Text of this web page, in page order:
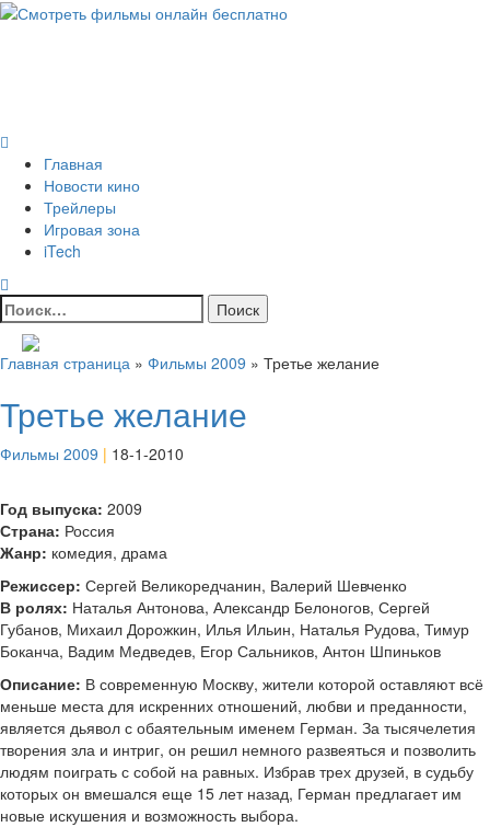
Skip
MenuГлавная
Новости кино
Трейлеры
Игровая зона
iTech
Найти:
Главная страница » Фильмы 2009 » Третье желание
Третье желание
Фильмы 2009 | 18-1-2010
Год выпуска: 2009
Страна: Россия
Жанр: комедия, драма
Режиссер: Сергей Великоредчанин, Валерий Шевченко
В ролях: Наталья Антонова, Александр Белоногов, Сергей
Губанов, Михаил Дорожкин, Илья Ильин, Наталья Рудова, Тимур
Боканча, Вадим Медведев, Егор Сальников, Антон Шпиньков
Описание: В современную Москву, жители которой оставляют всё
меньше места для искренних отношений, любви и преданности,
является дьявол с обаятельным именем Герман. За тысячелетия
творения зла и интриг, он решил немного развеяться и позволить
людям поиграть с собой на равных. Избрав трех друзей, в судьбу
которых он вмешался еще 15 лет назад, Герман предлагает им
новые искушения и возможность выбора.